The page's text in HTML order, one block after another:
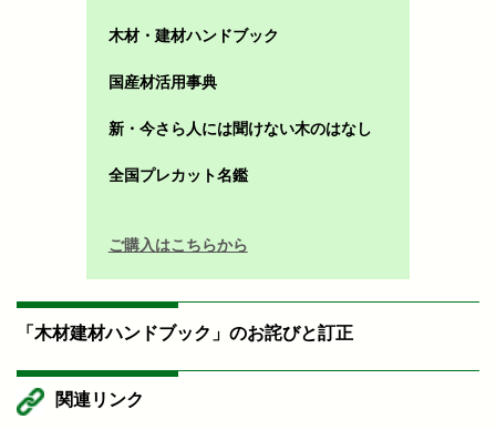
木材・建材ハンドブック
国産材活用事典
新・今さら人には聞けない木のはなし
全国プレカット名鑑
ご購入はこちらから
「木材建材ハンドブック」のお詫びと訂正
関連リンク